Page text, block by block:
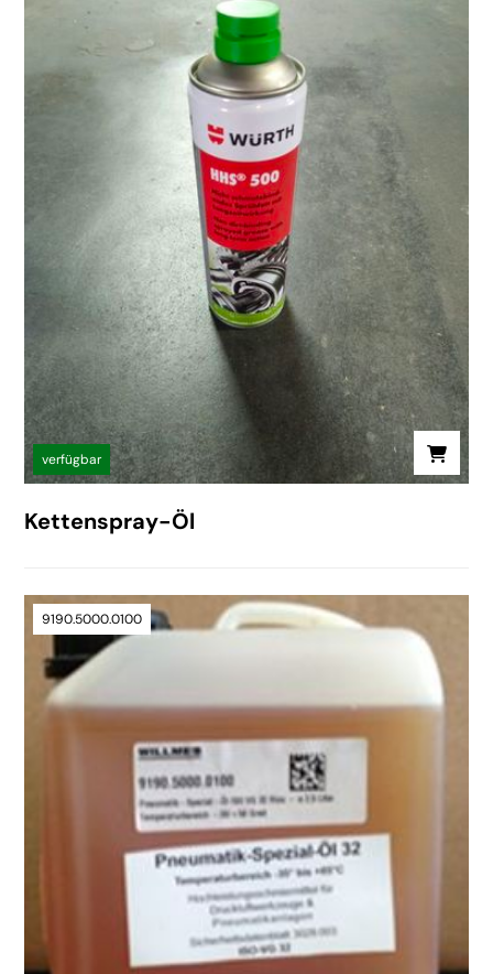
verfügbar
Kettenspray-Öl
9190.5000.0100